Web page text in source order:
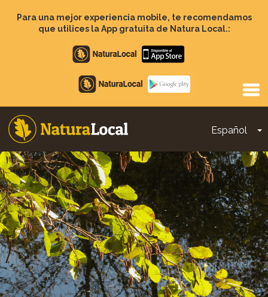
contenido
Para una mejor experiencia mobile, te recomendamos
que utilices la App gratuita de Natura Local.:
Apple
store
Google
Play
Español
Main
navigation